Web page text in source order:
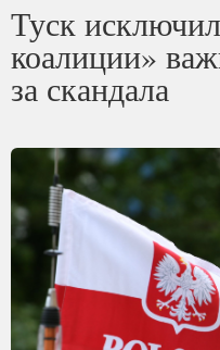
Туск
коалиции»
за скандала